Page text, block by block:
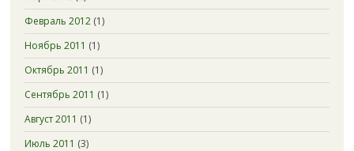
Февраль 2012(1)
Ноябрь 2011 (1)
Октябрь 2011 (1)
Сентябрь 2011 (1)
Август 2011 (1)
Июль 2011 (3)